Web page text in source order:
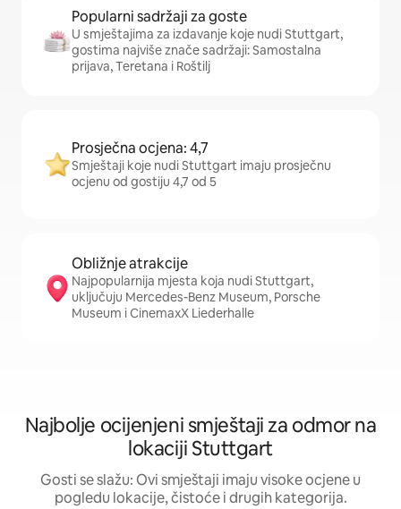
Popularni sadržaji za goste
U smještajima za izdavanje koje nudi Stuttgart,
gostima najviše znače sadržaji: Samostalna
prijava, Teretana i Roštilj
Prosječna ocjena: 4,7
Smještaji koje nudi Stuttgart imaju prosječnu
ocjenu od gostiju 4,7 od 5
Obližnje atrakcije
Najpopularnija mjesta koja nudi Stuttgart,
uključuju Mercedes-Benz Museum, Porsche
Museum i CinemaxX Liederhalle
Najbolje ocijenjeni smještaji za odmor na
lokaciji Stuttgart
Gosti se slažu: Ovi smještaji imaju visoke ocjene u
pogledu lokacije, čistoće i drugih kategorija.